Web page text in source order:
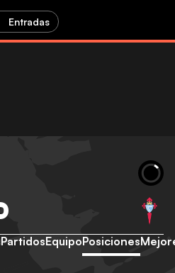
Entradas
PartidosEquipoPosiciones